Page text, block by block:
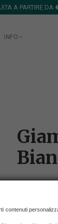
A PARTIRE DA
INFO
(prezzo IVA
spedizione in
contenuti